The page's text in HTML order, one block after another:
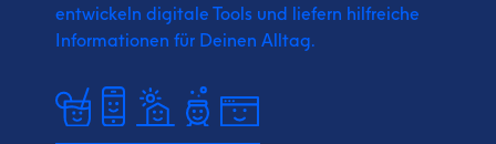
entwickeln digitale Tools und liefern hilfreiche
Informationen für Deinen Alltag.